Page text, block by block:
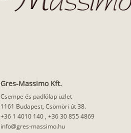
Gres-Massimo Kft.
Csempe és padlólap üzlet
1161 Budapest, Csömöri út 38.
+36 1 4010 140 , +36 30 855 4869
info@gres-massimo.hu